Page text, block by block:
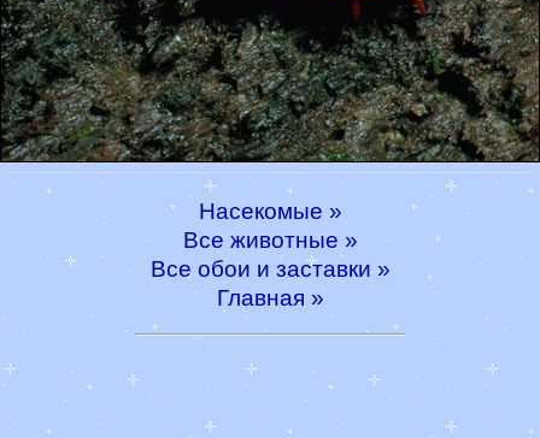
Насекомые »
Все животные »
Все обои и заставки »
Главная »
Гороскоп на 2022 год